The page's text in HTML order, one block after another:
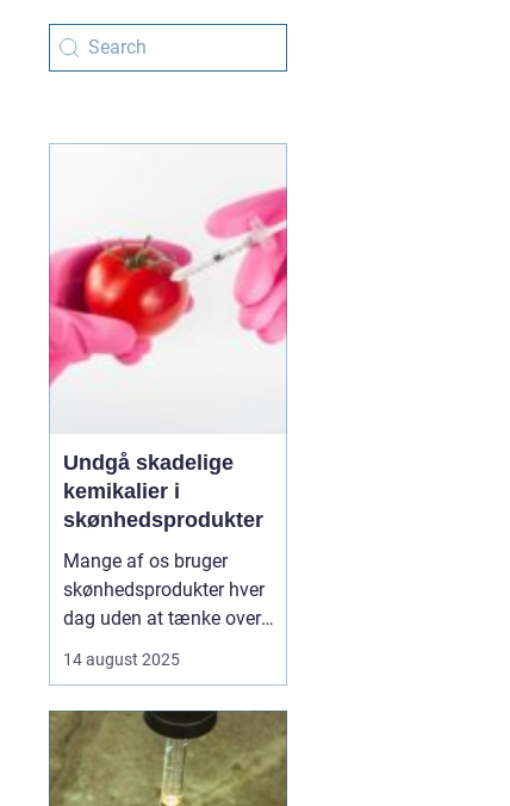
Undgå skadelige
kemikalier i
skønhedsprodukter
Mange af os bruger
skønhedsprodukter hver
dag uden at tænke over,
Kemikalier i cremer,
kan påvirke både hud og
helbred, og nogle stoffer
er forbundet med
14 august 2025